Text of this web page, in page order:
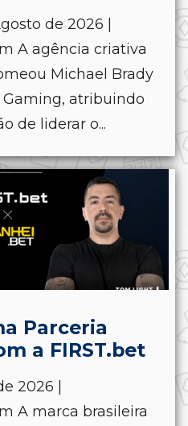
de 2026 |
A agência criativa
Michael Brady
atribuindo
de liderar o...
Parceria
a FIRST.bet
2026 |
A marca brasileira